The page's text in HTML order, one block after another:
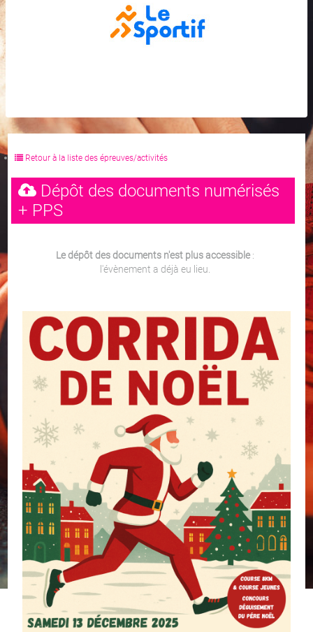
Retour à la liste des épreuves/activités
Dépôt des documents numérisés
+ PPS
Le dépôt des documents n'est plus accessible:
l'évènement a déjà eu lieu.